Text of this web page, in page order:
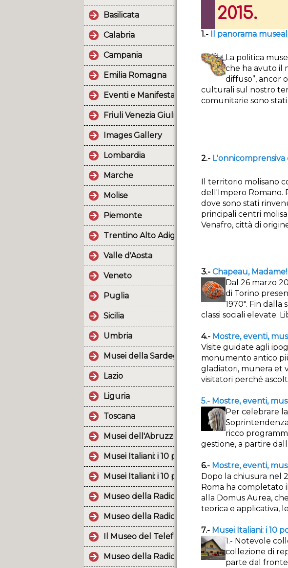
Basilicata
Calabria
Campania
Emilia Romagna
Eventi e Manifestazioni.
Friuli Venezia Giulia
Images Gallery
Lombardia
Marche
Molise
Piemonte
Trentino Alto Adige
Valle d'Aosta
Veneto
Puglia
Sicilia
Umbria
Musei della Sardegna
Lazio
Liguria
Toscana
Musei dell'Abruzzo (2a parte).
Musei Italiani: i 10 post più popolari del mese di
Musei Italiani: i 10 post più popolari del mese di
Museo della Radio e della Televisione.
Museo della Radio d'Epoca
Il Museo del Telefono raccoglie e documenta
Museo della Radio di Tuglie.
2015.
1.- Il panorama
La politica
che ha avuto il
diffuso”, ancor
culturali sul nostro
comunitarie sono
2.- L'onnicomprensiva
Il territorio molisano
dell'Impero Romano.
dove sono stati
principali centri
Venafro, città di
3.- Chapeau,
Dal 26 marzo
di Torino
1970". Fin dalla
classi sociali elevate.
4.- Mostre, eventi,
Visite guidate agli
monumento antico
gladiatori, munera et
visitatori perché
5.- Mostre, eventi,
Per celebrare
ricco
gestione, a partire
6.- Mostre, eventi,
Dopo la chiusura nel
Roma ha completato
alla Domus Aurea,
teorica e applicativa,
7.- Musei Italiani: i 10
1.- Notevole
collezione di
parte dal fronte